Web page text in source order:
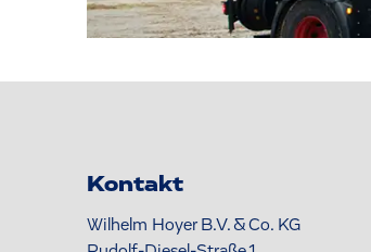
Kontakt
Wilhelm Hoyer B.V. & Co. KG